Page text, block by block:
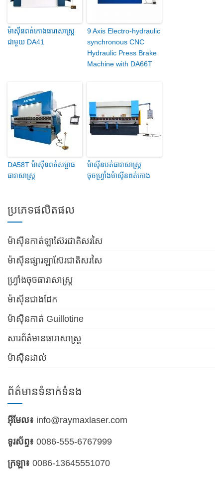
ម៉ាស៊ីនពត់កោងធារាសាស្ត្រ
ជាមួយ DA41
9 Axis Electro-hydraulic
synchronous CNC
Hydraulic Press Brake
Machine with DA66T
DA58T ម៉ាស៊ីនពត់សម្ពាធ
ធារាសាស្ត្រ
ម៉ាស៊ីនបត់ធារាសាស្ត្រ
ចុចហ្វ្រាំងម៉ាស៊ីនពត់កោង
ប្រភេទផលិតផល
ម៉ាស៊ីនកាត់ឡាស៊ែរជាតិសរសៃ
ម៉ាស៊ីនផ្សារឡាស៊ែរជាតិសរសៃ
ហ្វ្រាំងចុចធារាសាស្ត្រ
ម៉ាស៊ីនជាងដែក
ម៉ាស៊ីនកាត់ Guillotine
សារព័ត៌មានធារាសាស្ត្រ
ម៉ាស៊ីនដាល់
ព័ត៌មានទំនាក់ទំនង
អ៊ីមែល៖ info@raymaxlaser.com
ទូរស័ព្ទ៖ 0086-555-6767999
ក្រឡា៖ 0086-13645551070